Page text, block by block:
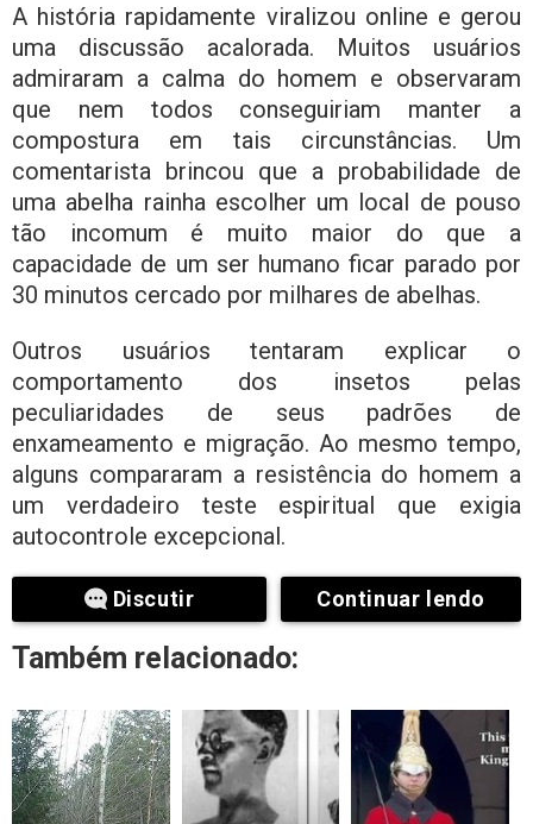
A história rapidamente viralizou online e gerou
uma discussão acalorada. Muitos usuários
admiraram a calma do homem e observaram
que nem todos conseguiriam manter a
compostura em tais circunstâncias. Um
comentarista brincou que a probabilidade de
uma abelha rainha escolher um local de pouso
tão incomum é muito maior do que a
capacidade de um ser humano ficar parado por
30 minutos cercado por milhares de abelhas.
Outros usuários tentaram explicar o
comportamento dos insetos pelas
peculiaridades de seus padrões de
enxameamento e migração. Ao mesmo tempo,
alguns compararam a resistência do homem a
um verdadeiro teste espiritual que exigia
autocontrole excepcional.
Discutir Continuar lendo
Também relacionado: